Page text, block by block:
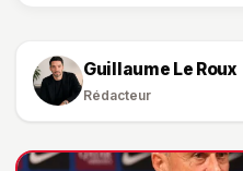
Guillaume Le Roux
Rédacteur